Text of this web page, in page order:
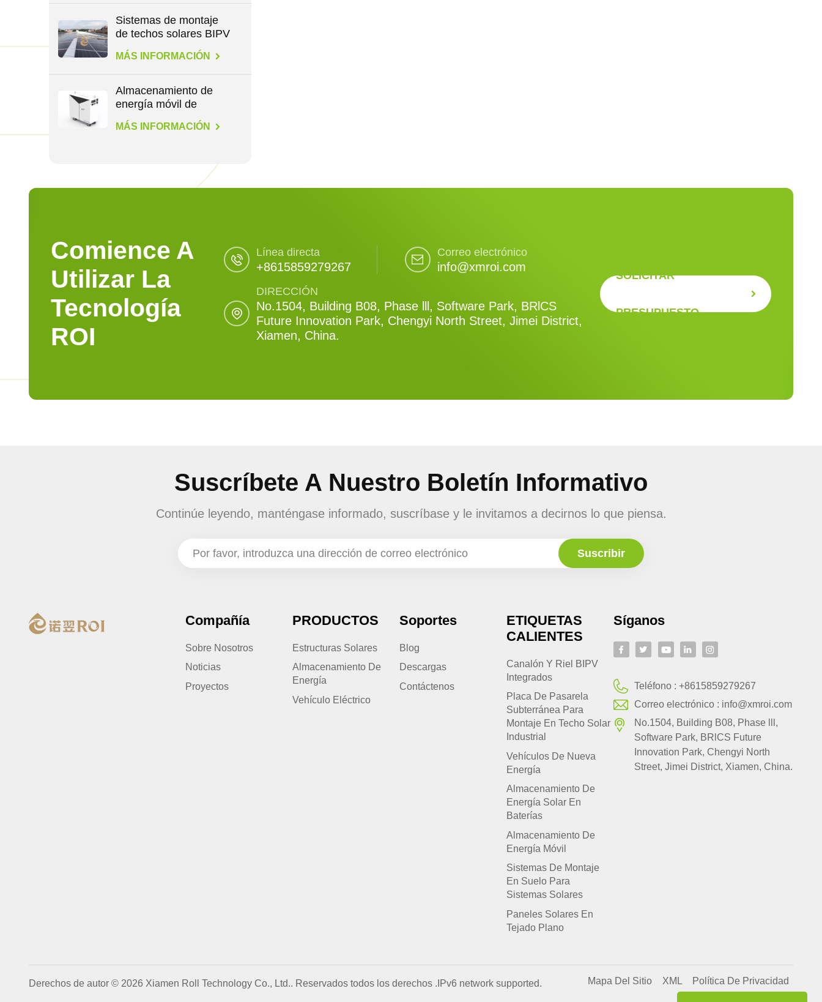
Sistemas de montaje
de techos solares BIPV
MÁS INFORMACIÓN
Almacenamiento de
energía móvil de
1,1/4,6/14,3 kWh
MÁS INFORMACIÓN
Comience A
Utilizar La
Tecnología
ROI
Línea directa
+8615859279267
Correo electrónico
info@xmroi.com
DIRECCIÓN
No.1504, Building B08, Phase lll, Software Park, BRlCS
Future Innovation Park, Chengyi North Street, Jimei District,
Xiamen, China.
SOLICITAR
PRESUPUESTO
Suscríbete A Nuestro Boletín Informativo
Continúe leyendo, manténgase informado, suscríbase y le invitamos a decirnos lo que piensa.
Compañía
Sobre Nosotros
Noticias
Proyectos
PRODUCTOS
Estructuras Solares
Almacenamiento De
Energía
Vehículo Eléctrico
Soportes
Blog
Descargas
Contáctenos
ETIQUETAS
CALIENTES
Canalón Y Riel BIPV
Integrados
Placa De Pasarela
Subterránea Para
Montaje En Techo Solar
Industrial
Vehículos De Nueva
Energía
Almacenamiento De
Energía Solar En
Baterías
Almacenamiento De
Energía Móvil
Sistemas De Montaje
En Suelo Para
Sistemas Solares
Paneles Solares En
Tejado Plano
Síganos
Teléfono :+8615859279267
Correo electrónico : info@xmroi.com
No.1504, Building B08, Phase lll,
Software Park, BRlCS Future
Innovation Park, Chengyi North
Street, Jimei District, Xiamen, China.
Derechos de autor © 2026 Xiamen Roll Technology Co., Ltd.. Reservados todos los derechos . IPv6 network supported. Mapa Del Sitio XML Política De Privacidad